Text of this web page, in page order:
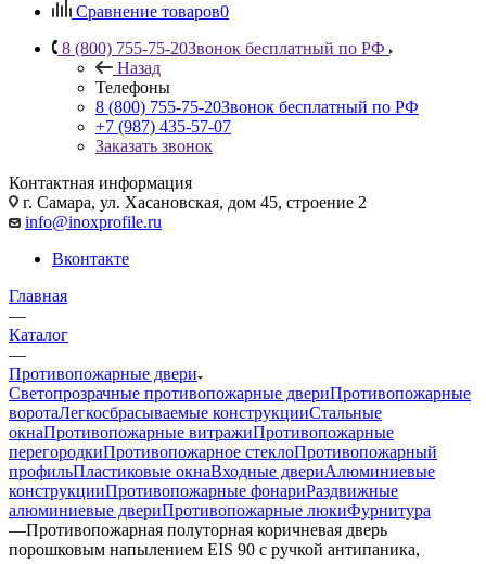
Сравнение товаров0
8 (800) 755-75-20Звонок бесплатный по РФ
Назад
Телефоны
8 (800) 755-75-20Звонок бесплатный по РФ
+7 (987) 435-57-07
Заказать звонок
Контактная информация
г. Самара, ул. Хасановская, дом 45, строение 2
info@inoxprofile.ru
Вконтакте
Главная
—
Каталог
—
Противопожарные двери
Светопрозрачные противопожарные двериПротивопожарные
воротаЛегкосбрасываемые конструкцииСтальные
окнаПротивопожарные витражиПротивопожарные
перегородкиПротивопожарное стеклоПротивопожарный
профильПластиковые окнаВходные двериАлюминиевые
конструкцииПротивопожарные фонариРаздвижные
алюминиевые двериПротивопожарные люкиФурнитура
—Противопожарная полуторная коричневая дверь
порошковым напылением EIS 90 с ручкой антипаника,